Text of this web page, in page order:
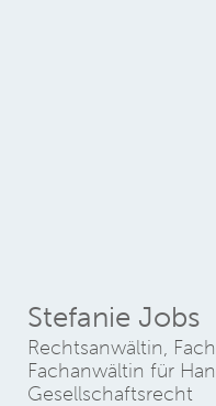
Stefanie Jobs
Rechtsanwältin,
Fachanwältin für
Gesellschaftsrecht